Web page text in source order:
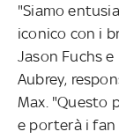
"Siamo
iconico con i
Jason Fuchs
Aubrey,
Max. "Questo
e porterà i